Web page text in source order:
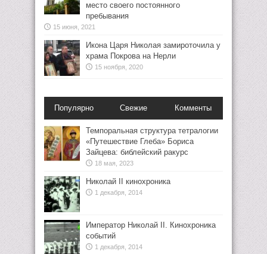
место своего постоянного
пребывания
15 июня, 2021
Икона Царя Николая замироточила у
храма Покрова на Нерли
15 ноября, 2020
Популярно Свежие Комменты
Темпоральная структура тетралогии
«Путешествие Глеба» Бориса
Зайцева: библейский ракурс
18 мая, 2023
Николай II кинохроника
1 декабря, 2014
Император Николай II. Кинохроника
событий
1 декабря, 2014